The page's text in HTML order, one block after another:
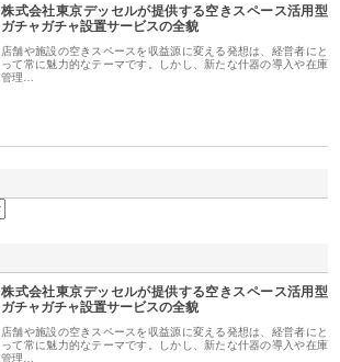
株式会社東京デッセルが提供する空きスペース活用型
ガチャガチャ設置サービスの全貌
店舗や施設の空きスペースを収益源に変える発想は、経営者にと
って常に魅力的なテーマです。しかし、新たな什器の導入や在庫
管理…
株式会社東京デッセルが提供する空きスペース活用型
ガチャガチャ設置サービスの全貌
店舗や施設の空きスペースを収益源に変える発想は、経営者にと
って常に魅力的なテーマです。しかし、新たな什器の導入や在庫
管理…